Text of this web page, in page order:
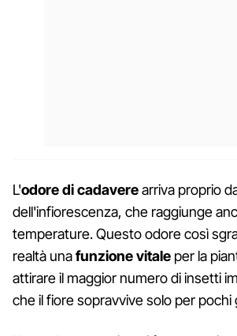
L'odore di cadaverearriva proprio
dell'infiorescenza, che raggiunge
temperature. Questo odore così
realtà unafunzione vitale per la
attirare il maggior numero di insetti
che il fiore sopravvive solo per pochi